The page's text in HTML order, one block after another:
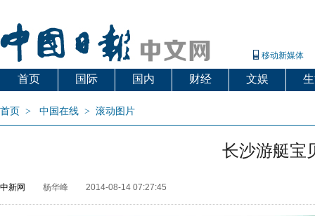
移动新媒体
首页 国际 国内 财经 文娱
首页 > 中国在线 > 滚动图片
长沙游艇宝
中新网 杨华峰 2014-08-14 07:27:45